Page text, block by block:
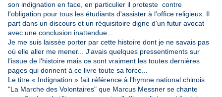
son indignation en face, en particulier il proteste contre
l'obligation pour tous les étudiants d'assister à l'office religieux. Il
part dans un discours et un réquisitoire digne d'un futur avocat
avec une conclusion inattendue...
Je me suis laissée porter par cette histoire dont je ne savais pas
où elle aller me mener... J'avais quelques pressentiments sur
l'issue de l'histoire mais ce sont vraiment les toutes dernières
pages qui donnent à ce livre toute sa force...
Le titre « Indignation » fait référence à l'hymne national chinois
"La Marche des Volontaires" que Marcus Messner se chante